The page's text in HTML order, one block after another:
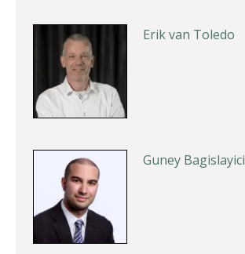
Erik van Toledo
Guney Bagislayici